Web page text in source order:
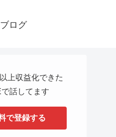
ログ
上収益化できた
話してます
で登録する